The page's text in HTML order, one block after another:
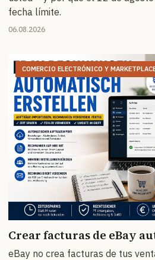
fecha límite.
06.08.2026
COMERCIO ELECTRÓNICO Y
Crear facturas de eBay
eBay no crea facturas de tus